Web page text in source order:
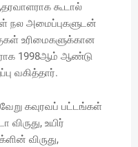
கூடால்
நல அமைப்புகளுடன்
உரிமைகளுக்கான
1998ஆம் ஆண்டு
வகித்தார்.
கவுரவப் பட்டங்கள்
உயிர்
விருது,